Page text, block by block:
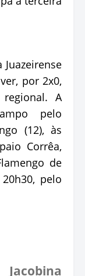
por 2x0,
A
pelo
(12), às
Corrêa,
de
pelo